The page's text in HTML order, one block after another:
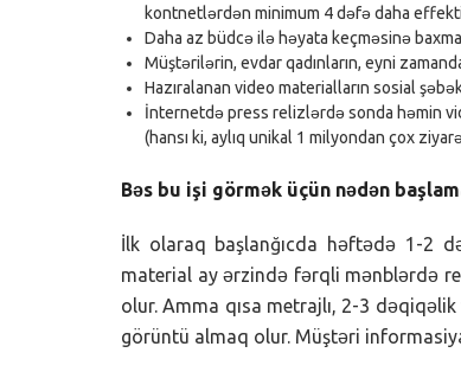
kontnetlərdən minimum 4 dəfə daha
Daha az büdcə ilə həyata keçməsinə
Müştərilərin, evdar qadınların, eyni
Hazıralanan video materialların sosial
İnternetdə press relizlərdə sonda həmin
(hansı ki, aylıq unikal 1 milyondan çox
Bəs bu işi görmək üçün nədən
İlk olaraq başlanğıcda həftədə 1-2
material ay ərzində fərqli mənblərdə
olur. Amma qısa metrajlı, 2-3
görüntü almaq olur. Müştəri